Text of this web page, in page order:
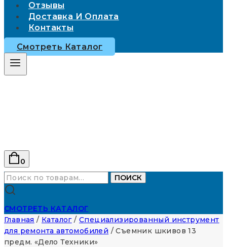
Отзывы
Доставка И Оплата
Контакты
Смотреть Каталог
0
Искать:
ПОИСК
СМОТРЕТЬ КАТАЛОГ
Главная / Каталог / Специализированный инструмент
для ремонта автомобилей / Съемник шкивов 13
предм. «Дело Техники»